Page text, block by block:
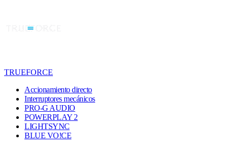
TRUEFORCE
Accionamiento directo
Interruptores mecánicos
PRO-G AUDIO
POWERPLAY 2
LIGHTSYNC
BLUE VO!CE